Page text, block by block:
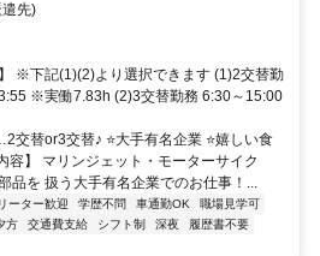
先)
※下記(1)(2)より選択できます (1)2交替勤
※実働7.83h (2)3交替勤務 6:30～15:00
交替or3交替♪ ⭐大手有名企業 ⭐嬉しい食
容】 マリンジェット・モーターサイク
品を 扱う大手有名企業でのお仕事！...
ーター歓迎 学歴不問 車通勤OK
職場見学可
方 交通費支給 シフト制 深夜
履歴書不要